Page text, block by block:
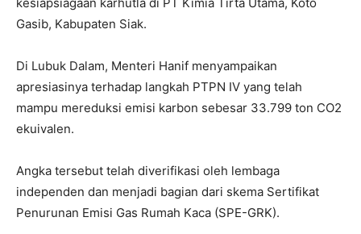
Gasib, Kabupaten Siak.
Di Lubuk Dalam, Menteri Hanif menyampaikan
apresiasinya terhadap langkah PTPN IV yang telah
mampu mereduksi emisi karbon sebesar 33.799 ton CO2
ekuivalen.
Angka tersebut telah diverifikasi oleh lembaga
independen dan menjadi bagian dari skema Sertifikat
Penurunan Emisi Gas Rumah Kaca (SPE-GRK).